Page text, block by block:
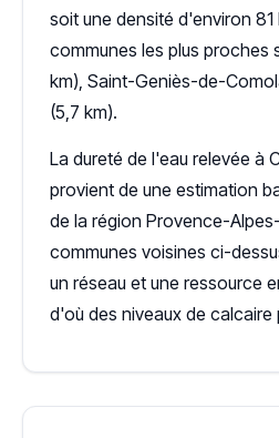
soit une densité d'environ 81
communes les plus proches
km), Saint-Geniès-de-
(5,7 km).
La dureté de l'eau relevée à
provient de une estimation
de la région Provence-
communes voisines ci-
un réseau et une ressource
d'où des niveaux de calcaire